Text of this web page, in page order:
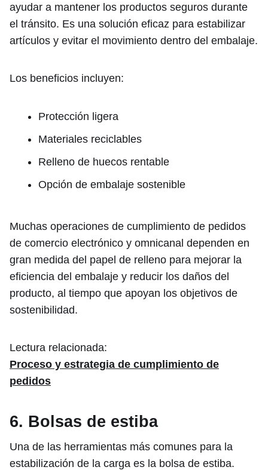
ayudar a mantener los productos seguros durante
el tránsito. Es una solución eficaz para estabilizar
artículos y evitar el movimiento dentro del embalaje.
Los beneficios incluyen:
Protección ligera
Materiales reciclables
Relleno de huecos rentable
Opción de embalaje sostenible
Muchas operaciones de cumplimiento de pedidos
de comercio electrónico y omnicanal dependen en
gran medida del papel de relleno para mejorar la
eficiencia del embalaje y reducir los daños del
producto, al tiempo que apoyan los objetivos de
sostenibilidad.
Lectura relacionada:
Proceso y estrategia de cumplimiento de
pedidos
6. Bolsas de estiba
Una de las herramientas más comunes para la
estabilización de la carga es la bolsa de estiba.